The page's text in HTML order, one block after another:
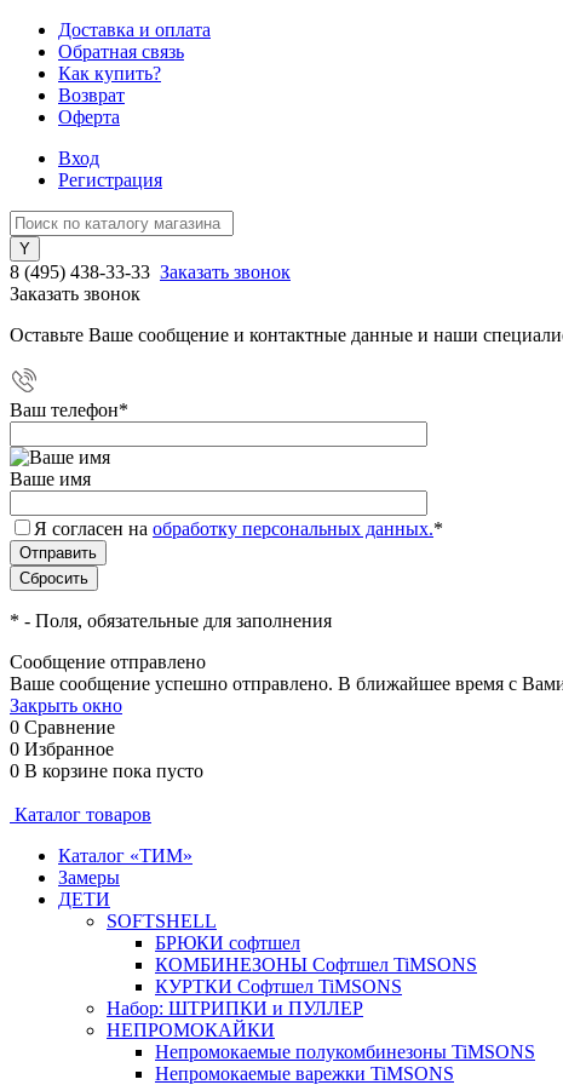
Доставка и оплата
Обратная связь
Как купить?
Возврат
Оферта
Вход
Регистрация
8 (495) 438-33-33 Заказать звонок
Заказать звонок
Оставьте Ваше сообщение и контактные данные и наши
Ваш телефон*
Ваше имя
Я согласен на обработку персональных данных.*
* - Поля, обязательные для заполнения
Сообщение отправлено
Ваше сообщение успешно отправлено. В ближайшее время с
Закрыть окно
0 Сравнение
0 Избранное
0 В корзине пока пусто
Каталог товаров
Каталог «ТИМ»
Замеры
ДЕТИ
SOFTSHELL
БРЮКИ софтшел
КОМБИНЕЗОНЫ Софтшел TiMSONS
КУРТКИ Софтшел TiMSONS
Набор: ШТРИПКИ и ПУЛЛЕР
НЕПРОМОКАЙКИ
Непромокаемые полукомбинезоны TiMSONS
Непромокаемые варежки TiMSONS